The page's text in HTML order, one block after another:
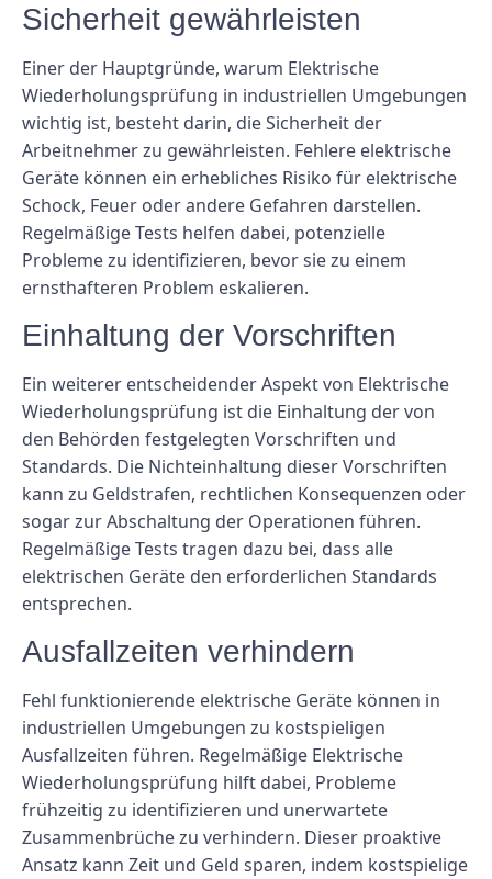
Sicherheit gewährleisten
Einer der Hauptgründe, warum Elektrische
Wiederholungsprüfung in industriellen Umgebungen
wichtig ist, besteht darin, die Sicherheit der
Arbeitnehmer zu gewährleisten. Fehlere elektrische
Geräte können ein erhebliches Risiko für elektrische
Schock, Feuer oder andere Gefahren darstellen.
Regelmäßige Tests helfen dabei, potenzielle
Probleme zu identifizieren, bevor sie zu einem
ernsthafteren Problem eskalieren.
Einhaltung der Vorschriften
Ein weiterer entscheidender Aspekt von Elektrische
Wiederholungsprüfung ist die Einhaltung der von
den Behörden festgelegten Vorschriften und
Standards. Die Nichteinhaltung dieser Vorschriften
kann zu Geldstrafen, rechtlichen Konsequenzen oder
sogar zur Abschaltung der Operationen führen.
Regelmäßige Tests tragen dazu bei, dass alle
elektrischen Geräte den erforderlichen Standards
entsprechen.
Ausfallzeiten verhindern
Fehl funktionierende elektrische Geräte können in
industriellen Umgebungen zu kostspieligen
Ausfallzeiten führen. Regelmäßige Elektrische
Wiederholungsprüfung hilft dabei, Probleme
frühzeitig zu identifizieren und unerwartete
Zusammenbrüche zu verhindern. Dieser proaktive
Ansatz kann Zeit und Geld sparen, indem kostspielige